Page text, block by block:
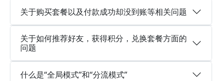
关于购买套餐以及付款成功却没到账等相关问题
关于如何推荐好友，获得积分，兑换套餐方面的
问题
什么是“全局模式”和“分流模式”